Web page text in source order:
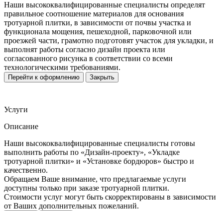
Наши высококвалифицированные специалисты определят
правильное соотношение материалов для основания
тротуарной плитки, в зависимости от почвы участка и
функционала мощения, пешеходной, парковочной или
проезжей части, грамотно подготовят участок для укладки, и
выполнят работы согласно дизайн проекта или
согласованного рисунка в соответствии со всеми
технологическими требованиями.
Перейти к оформлению Закрыть
Услуги
Описание
Наши высококвалифицированные специалисты готовы
выполнить работы по «Дизайн-проекту», «Укладке
тротуарной плитки» и «Установке бордюров» быстро и
качественно.
Обращаем Ваше внимание, что предлагаемые услуги
доступны только при заказе тротуарной плитки.
Стоимости услуг могут быть скорректированы в зависимости
от Ваших дополнительных пожеланий.